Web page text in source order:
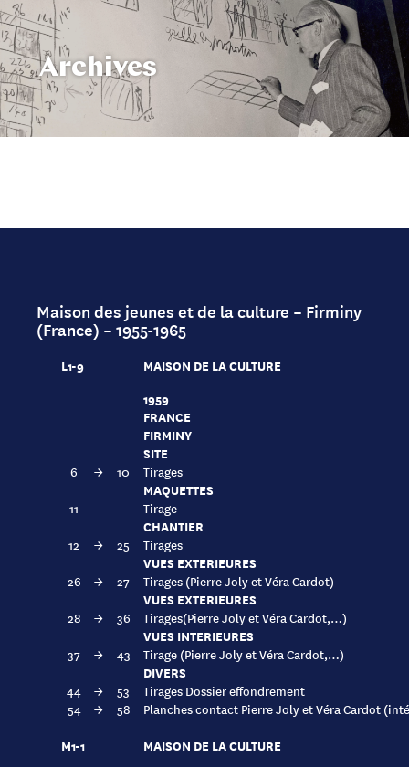
Archives
Maison des jeunes et de la culture – Firminy
(France) – 1955-1965
L1-9
MAISON DE LA CULTURE
1959
FRANCE
FIRMINY
SITE
6 → 10 Tirages
MAQUETTES
11 Tirage
CHANTIER
12 → 25 Tirages
VUES EXTERIEURES
26 → 27 Tirages (Pierre Joly et Véra Cardot)
VUES EXTERIEURES
28 → 36 Tirages(Pierre Joly et Véra Cardot,…)
VUES INTERIEURES
37 → 43 Tirage (Pierre Joly et Véra Cardot,…)
DIVERS
44 → 53
Tirages Dossier effondrement
54
→ 58 Planches contact Pierre Joly et Véra Cardot
M1-1
MAISON DE LA CULTURE